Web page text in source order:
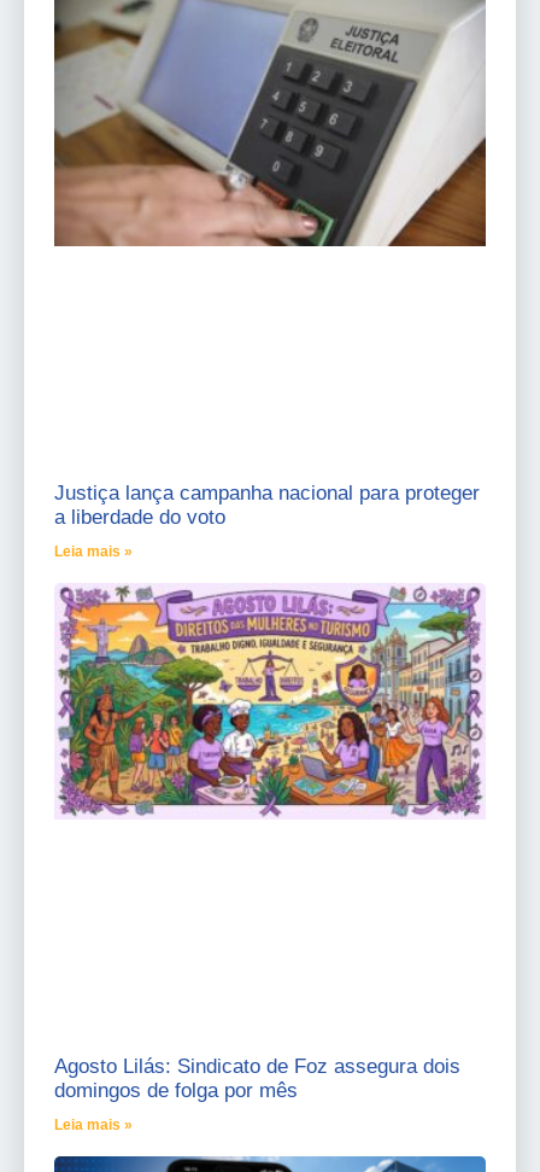
Justiça lança campanha nacional para proteger
a liberdade do voto
Leia mais »
Agosto Lilás: Sindicato de Foz assegura dois
domingos de folga por mês
Leia mais »